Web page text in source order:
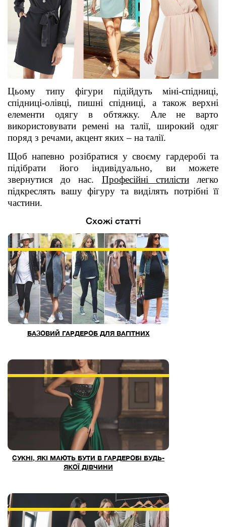
Цьому типу фігури підійдуть міні-спідниці,
спідниці-олівці, пишні спідниці, а також верхні
елементи одягу в обтяжку. Але не варто
використовувати ремені на талії, широкий одяг
поряд з речами, акцент яких – на талії.
Щоб напевно розібратися у своєму гардеробі та
підібрати його індивідуально, ви можете
звернутися до нас. Професійні стилістилегко
підкреслять вашу фігуру та виділять потрібні її
частини.
Схожі статті
БАЗОВИЙ ГАРДЕРОБ ДЛЯ ВАГІТНИХ
СУКНІ, ЯКІ МАЮТЬ БУТИ В ГАРДЕРОБІ БУДЬ-
ЯКОЇ ДІВЧИНИ